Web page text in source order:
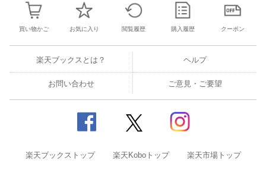
買い物かご お気に入り 閲覧履歴 購入履歴 クーポン
楽天ブックスとは？ ヘルプ
お問い合わせ ご意見・ご要望
楽天ブックストップ 楽天Koboトップ 楽天市場トップ